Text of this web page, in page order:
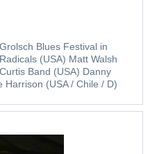
Blues Festival in
(USA) Matt Walsh
Band (USA) Danny
Harrison (USA / Chile / D)